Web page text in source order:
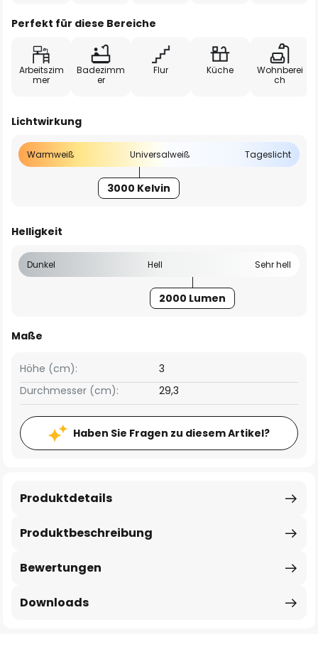
Perfekt für diese Bereiche
Arbeitszim
mer
Badezimm
er
Flur Küche
Wohnberei
ch
Lichtwirkung
Warmweiß Universalweiß Tageslicht
3000 Kelvin
Helligkeit
Dunkel Hell Sehr hell
2000 Lumen
Maße
Höhe (cm):
3
Durchmesser (cm):
29,3
Haben Sie Fragen zu diesem Artikel?
Produktbeschreibung
Produktdetails
Bewertungen
Downloads